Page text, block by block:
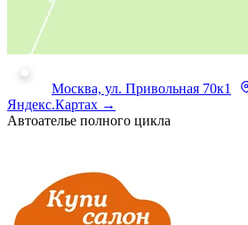
Москва, ул. Привольная 70к1
Яндекс.Картах →
Автоателье полного цикла